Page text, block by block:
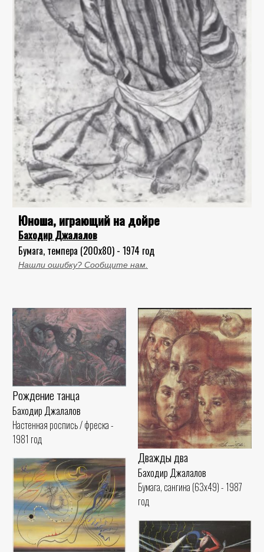
Юноша, играющий на дойре
Баходир Джалалов
Бумага, темпера (200x80) - 1974 год
Нашли ошибку? Сообщите нам.
Рождение танца
Баходир Джалалов
Настенная роспись / фреска -
1981 год
Дважды два
Баходир Джалалов
Бумага, сангина (63x49) - 1987
год